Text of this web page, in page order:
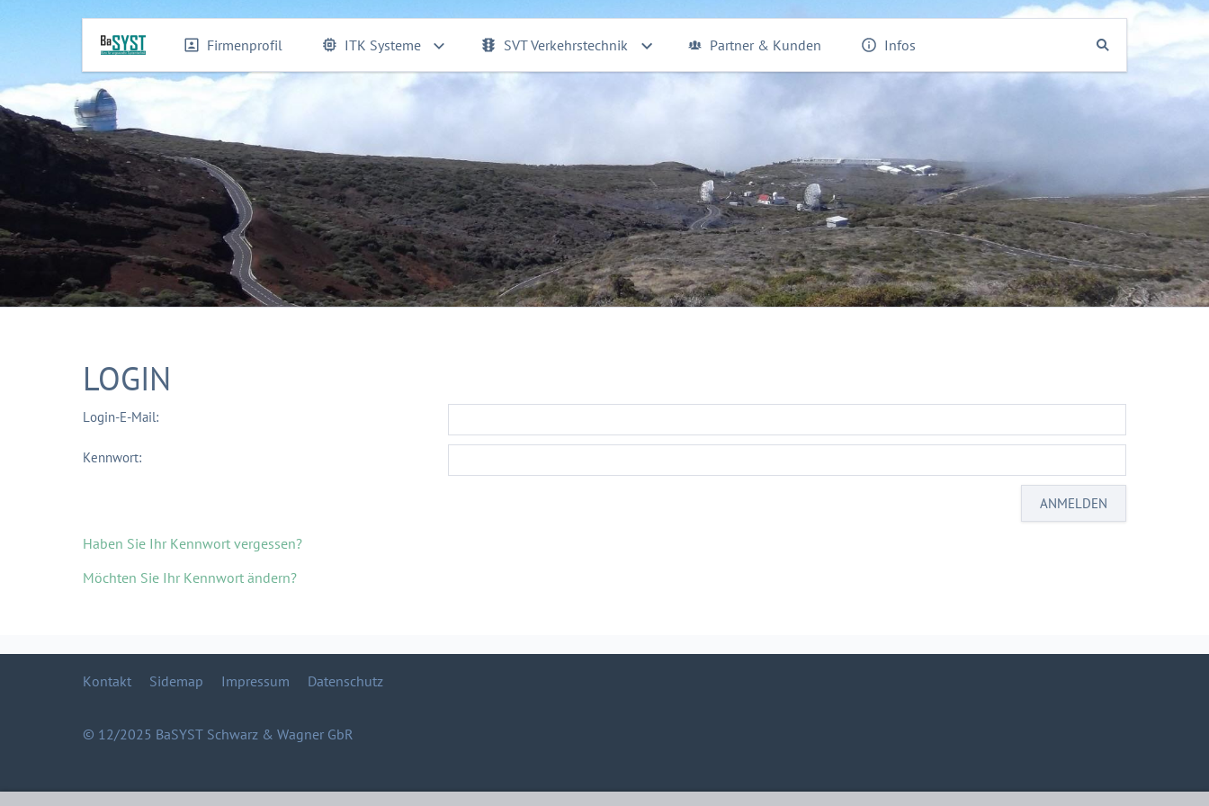
Firmenprofil ITK Systeme SVT Verkehrstechnik Partner & Kunden Infos
LOGIN
Login-E-Mail:
Kennwort:
Haben Sie Ihr Kennwort vergessen?
Möchten Sie Ihr Kennwort ändern?
Kontakt Sidemap Impressum Datenschutz
© 12/2025 BaSYST Schwarz & Wagner GbR